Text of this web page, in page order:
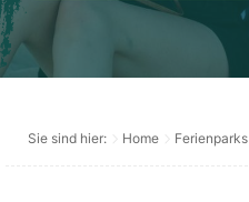
Sie sind hier: Home Ferienparks